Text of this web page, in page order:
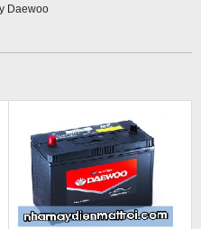
Daewoo